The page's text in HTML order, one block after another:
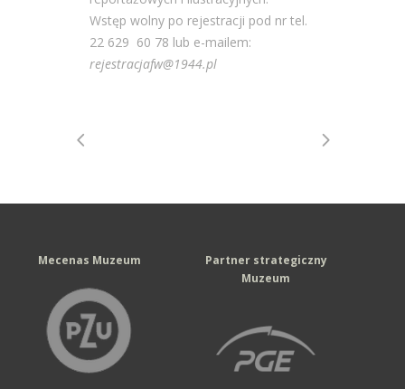
Wstęp wolny po rejestracji pod nr tel.
22 629 60 78 lub e-mailem:
rejestracjafw@1944.pl
Mecenas Muzeum
Partner strategiczny
Muzeum